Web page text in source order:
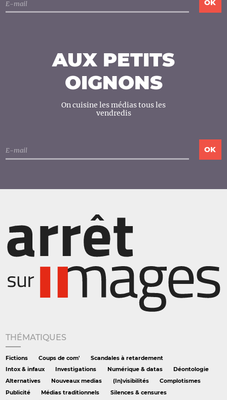
AUX PETITS
OIGNONS
On cuisine les médias tous les
vendredis
THÉMATIQUES
Fictions Coups de com'
Scandales à retardement
Intox & infaux
Investigations Numérique & datas
Déontologie
Alternatives
Nouveaux medias (In)visibilités
Complotismes
Publicité
Médias traditionnels
Silences & censures